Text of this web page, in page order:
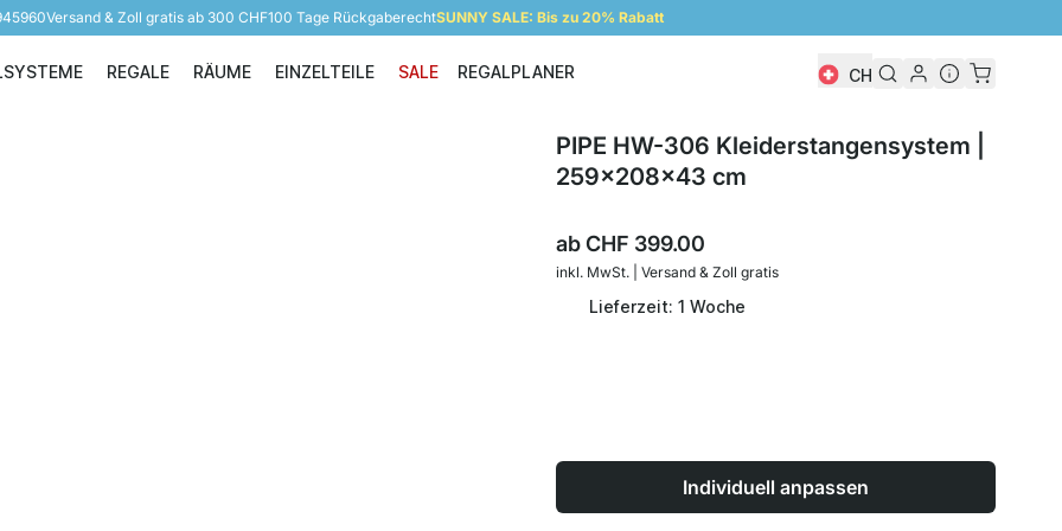
Versand & Zoll gratis ab 300 CHF100 Tage RückgaberechtSUNNY SALE: Bis zu 20% Rabatt
Regalsysteme
REGALE
Regale
RÄUME
Räume
EINZELTEILE
Einzelteile
SALE REGALPLANER CH
PIPE HW-306 Kleiderstangensystem |
259x208x43 cm
abCHF 399.00
inkl. MwSt. | Versand & Zoll gratis
Lieferzeit: 1 Woche
Individuell anpassen